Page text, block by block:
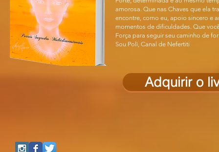
amorosa. Que nas Chaves que ela
encontre, como eu, apoio sincero e
momentos de dificuldades. Que
Força para seguir seu caminho de
Sou Polì, Canal de Nefertiti
Adquirir o